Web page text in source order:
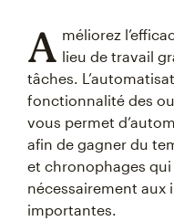
A méliorez
lieu de travail
tâches.
fonctionnalité des
vous permet
afin de gagner du
et chronophages
nécessairement aux
importantes.